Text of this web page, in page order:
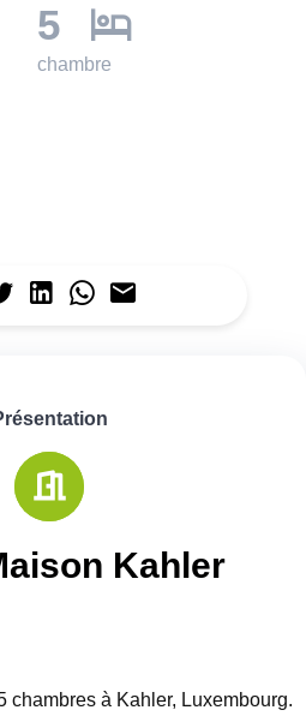
5
chambre
Kahler
chambres à Kahler, Luxembourg.